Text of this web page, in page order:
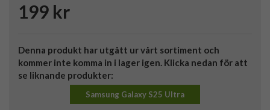
199 kr
Denna produkt har utgått ur vårt sortiment och
kommer inte komma in i lager igen. Klicka nedan för att
se liknande produkter:
Samsung Galaxy S25 Ultra